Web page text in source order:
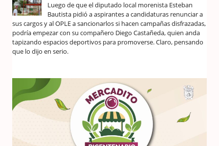
Luego de que el diputado local morenista Esteban
Bautista pidió a aspirantes a candidaturas renunciar a
sus cargos y al OPLE a sancionarlos si hacen campañas disfrazadas,
podría empezar con su compañero Diego Castañeda, quien anda
tapizando espacios deportivos para promoverse. Claro, pensando
que lo dijo en serio.